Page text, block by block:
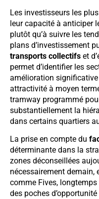
Les investisseurs les
leur capacité à anticiper
plutôt qu’à suivre les
plans d’investissement
transports collectifs et
permet d’identifier les
amélioration
attractivité à moyen
tramway programmé
substantiellement la
dans certains quartiers
La prise en compte du
déterminante dans la
zones déconseillées
nécessairement demain,
comme Fives, longtemps
des poches